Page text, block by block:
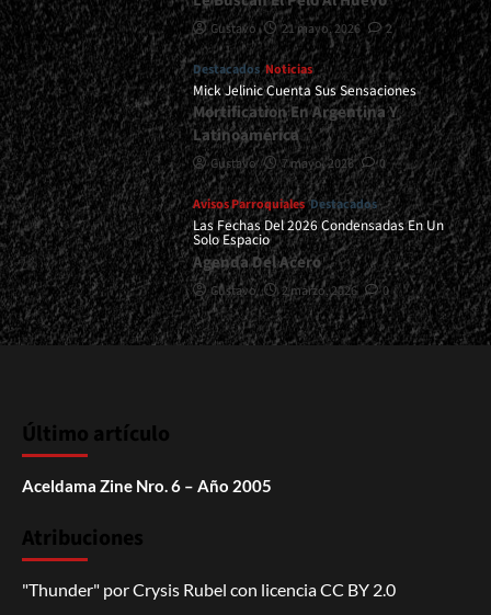
Gustavo 21 mayo, 2026 2
Destacados Noticias
Mick Jelinic Cuenta Sus Sensaciones
Mortification En Argentina Y
Latinoamérica
Gustavo 7 mayo, 2026 0
Avisos Parroquiales Destacados
Las Fechas Del 2026 Condensadas En Un
Solo Espacio
Agenda Del Acero
Gustavo 2 marzo, 2026 0
Último artículo
Aceldama Zine Nro. 6 – Año 2005
Atribuciones
"Thunder" porCrysis Rubel con licenciaCC BY 2.0